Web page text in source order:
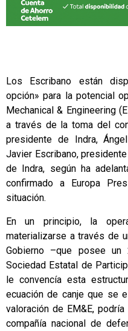
Los Escribano están
opción» para la potencial
Mechanical & Engineering
a través de la toma del
presidente de Indra,
Javier Escribano,
de Indra, según ha
confirmado a Europa
situación.
En un principio, la
materializarse a través de
Gobierno –que posee
Sociedad Estatal de
le convencía esta
ecuación de canje que se
valoración de EM&E,
compañía nacional de